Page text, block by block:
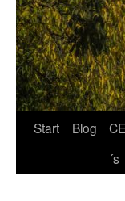
Start Blog
´s